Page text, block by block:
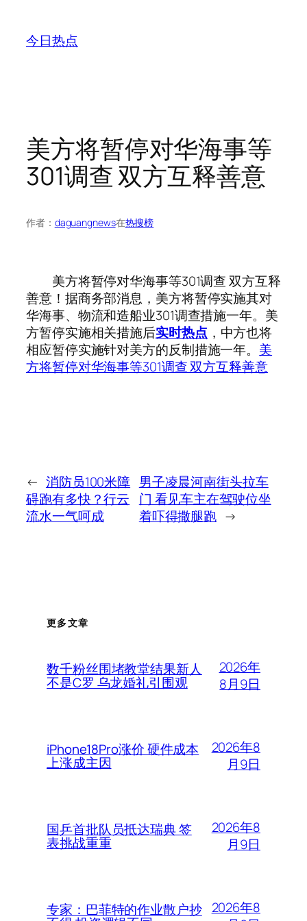
今日热点
美方将暂停对华海事等
301调查 双方互释善意
作者： daguangnews在热搜榜
美方将暂停对华海事等301调查 双方互释
善意！据商务部消息，美方将暂停实施其对
华海事、物流和造船业301调查措施一年。美
方暂停实施相关措施后实时热点 ，中方也将
相应暂停实施针对美方的反制措施一年。 美
方将暂停对华海事等301调查 双方互释善意
← 消防员100米障
碍跑有多快？行云
流水一气呵成
男子凌晨河南街头拉车
门 看见车主在驾驶位坐
着吓得撒腿跑 →
更多文章
数千粉丝围堵教堂结果新人
不是C罗 乌龙婚礼引围观
2026年
8月9日
iPhone18Pro涨价 硬件成本
上涨成主因
2026年8
月9日
国乒首批队员抵达瑞典 签
表挑战重重
2026年8
月9日
专家：巴菲特的作业散户抄 2026年8